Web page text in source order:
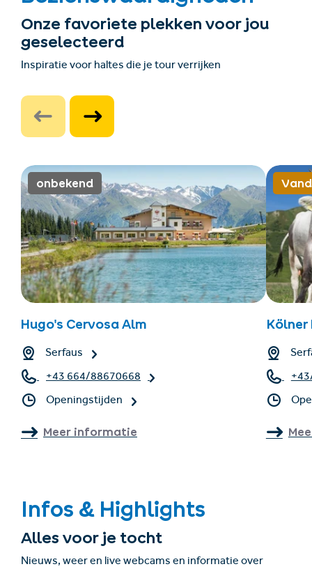
Onze favoriete plekken voor jou
geselecteerd
Inspiratie voor haltes die je tour verrijken
onbekend
Hugo's Cervosa Alm
Serfaus
+43 664/88670668
Openingstijden
Meer informatie
Kölner
Infos & Highlights
Alles voor je tocht
Nieuws, weer en live webcams en informatie over